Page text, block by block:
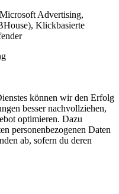
Advertising,
Klickbasierte
können wir den Erfolg
besser nachvollziehen,
optimieren. Dazu
personenbezogenen Daten
ab, sofern du deren